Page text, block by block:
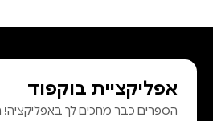
אפליקציית בוקפוד
הספרים כבר מחכים לך באפליקציה!